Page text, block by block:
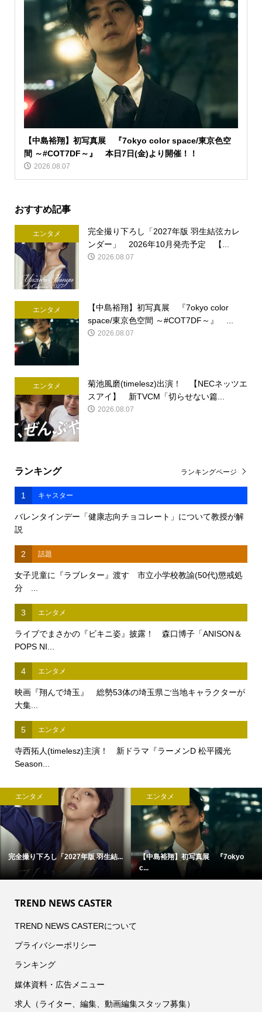
【中島裕翔】初写真展 『7okyo color space/東京色空
間 ～#COT7DF～』 本日7日(金)より開催！！
2026.08.07
おすすめ記事
エンタメ
完全撮り下ろし「2027年版 羽生結弦カレ
ンダー」 2026年10月発売予定 【...
2026.08.07
エンタメ
【中島裕翔】初写真展 『7okyo color
space/東京色空間 ～#COT7DF～』 ...
2026.08.07
エンタメ
菊池風磨(timelesz)出演！ 【NECネッツエ
スアイ】 新TVCM「切らせない篇...
2026.08.07
ランキング
1 キャスター
バレンタインデー「健康志向チョコレート」について教授が解
説
2 話題
女子児童に『ラブレター』渡す 市立小学校教諭(50代)懲戒処
分 ...
3 エンタメ
ライブでまさかの『ビキニ姿』披露！ 森口博子「ANISON＆
POPS NI...
4 エンタメ
映画『翔んで埼玉』 総勢53体の埼玉県ご当地キャラクターが
大集...
5 エンタメ
寺西拓人(timelesz)主演！ 新ドラマ『ラーメンD 松平國光
Season...
ランキングページ
エンタメ
菊池風磨(timelesz)出演！
【NEC...
エンタメ
髙橋海人(King & Prince)来場...
TREND NEWS CASTER
TREND NEWS CASTERについて
プライバシーポリシー
ランキング
媒体資料・広告メニュー
求人（ライター、編集、動画編集スタッフ募集）